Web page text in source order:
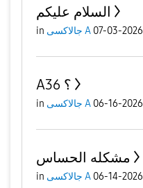
السلام عليكم
in جالاكسى A 07-03-2026
A36 ؟
in جالاكسى A 06-16-2026
مشكله الحساس
in جالاكسى A 06-14-2026